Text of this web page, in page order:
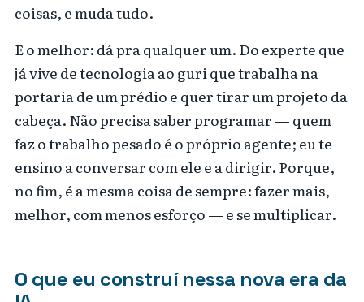
coisas, e muda tudo.
E o melhor: dá pra qualquer um. Do experte que
já vive de tecnologia ao guri que trabalha na
portaria de um prédio e quer tirar um projeto da
cabeça. Não precisa saber programar — quem
faz o trabalho pesado é o próprio agente; eu te
ensino a conversar com ele e a dirigir. Porque,
no fim, é a mesma coisa de sempre: fazer mais,
melhor, com menos esforço — e se multiplicar.
O que eu construí nessa nova era da